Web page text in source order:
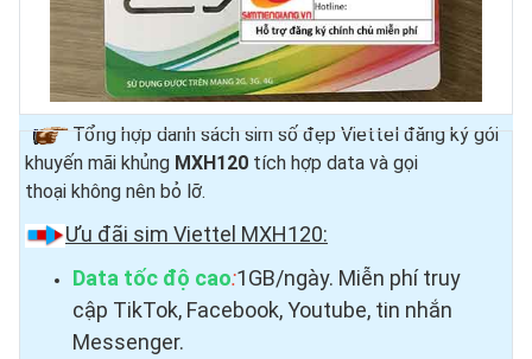
Tổng hợp danh sách sim số đẹp Viettel đăng ký gói
khuyến mãi khủng MXH120 tích hợp data và gọi
thoại không nên bỏ lỡ.
Ưu đãi sim Viettel MXH120:
Data tốc độ cao:1GB/ngày. Miễn phí truy
cập TikTok, Facebook, Youtube, tin nhắn
Messenger.